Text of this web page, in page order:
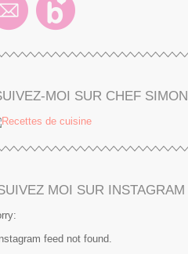
MOI SUR CHEF SIMON
MOI SUR INSTAGRAM
feed not found.